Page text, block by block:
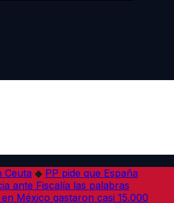
Ceuta ◆ PP pide que España
ante Fiscalía las palabras
México gastaron casi 15.000